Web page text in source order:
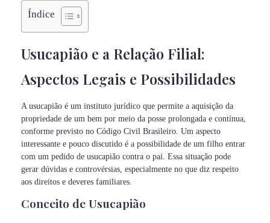
Índice
Usucapião e a Relação Filial:
Aspectos Legais e Possibilidades
A usucapião é um instituto jurídico que permite a aquisição da
propriedade de um bem por meio da posse prolongada e contínua,
conforme previsto no Código Civil Brasileiro. Um aspecto
interessante e pouco discutido é a possibilidade de um filho entrar
com um pedido de usucapião contra o pai. Essa situação pode
gerar dúvidas e controvérsias, especialmente no que diz respeito
aos direitos e deveres familiares.
Conceito de Usucapião